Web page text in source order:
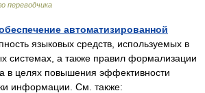
переводчика
автоматизированной
языковых средств, используемых в
системах, а также правил формализации
в целях повышения эффективности
информации. См. также: